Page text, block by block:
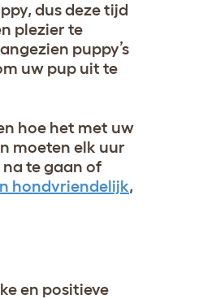
dus deze tijd
plezier te
puppy’s
uw pup uit te
hoe het met uw
moeten elk uur
te gaan of
hondvriendelijk,
en positieve